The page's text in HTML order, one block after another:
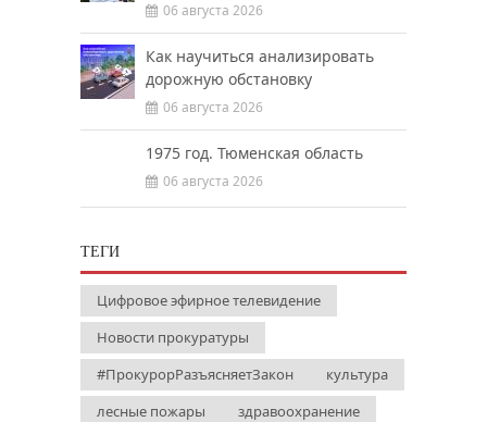
06 августа 2026
Как научиться анализировать
дорожную обстановку
06 августа 2026
1975 год. Тюменская область
06 августа 2026
ТЕГИ
Цифровое эфирное телевидение
Новости прокуратуры
#ПрокурорРазъясняетЗакон
культура
лесные пожары
здравоохранение